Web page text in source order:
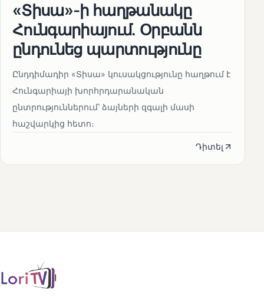
«Տիսա»-ի հաղթանակը
Հունգարիայում․ Օրբանն
ընդունեց պարտությունը
Ընդդիմադիր «Տիսա» կուսակցությունը հաղթում է
Հունգարիայի խորհրդարանական
ընտրություններում՝ ձայների զգալի մասի
հաշվարկից հետո։
Դիտել